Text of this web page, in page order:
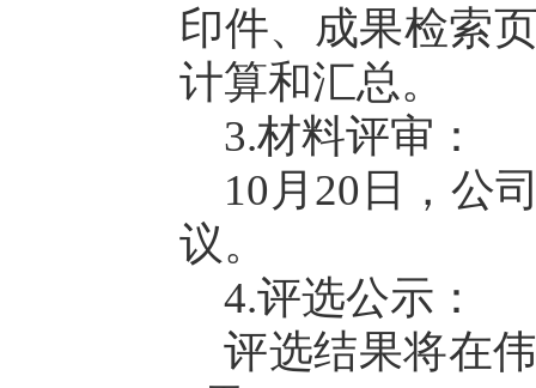
印件、成果检索
计算和汇总。
3.材料评审：
10月20日，公
议。
4.评选公示：
评选结果将在